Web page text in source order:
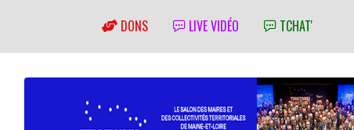
DONS LIVE VIDÉO TCHAT'